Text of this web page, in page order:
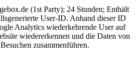
(1st Party); 24 Stunden; Enthält
User-ID. Anhand dieser ID
Analytics wiederkehrende User auf
wiedererkennen und die Daten von
zusammenführen.